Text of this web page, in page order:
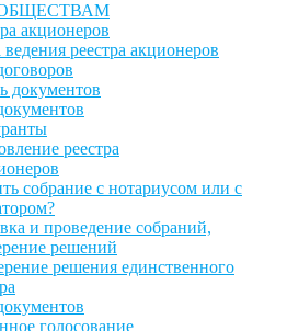
акционеров
реестра акционеров
документов
реестра
собрание с нотариусом или с
и проведение собраний,
решений
решения единственного
голосование